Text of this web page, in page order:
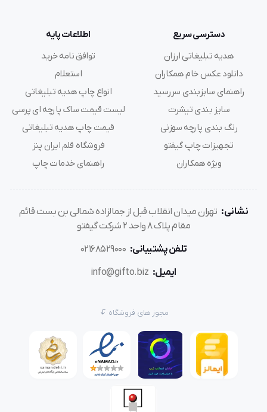
دسترسی سریع
هدیه تبلیغاتی ارزان
دانلود عکس خام همکاران
راهنمای سایزبندی سررسید
سایز بندی تیشرت
رنگ بندی پارچه سوزنی
تجهیزات چاپ گیفتو
ویژه همکاران
اطلاعات پایه
توافق نامه خرید
استعلام
انواع چاپ هدیه تبلیغاتی
لیست قیمت ساک پارچه ای پرسی
قیمت چاپ هدیه تبلیغاتی
فروشگاه قلم ایران پنز
راهنمای خدمات چاپ
نشانی: تهران میدان انقلاب قبل از جمالزاده شمالی بن بست قائم
مقام پلاک 8 واحد 2 شرکت گیفتو
تلفن پشتیبانی: 02168529000
ایمیل: info@gifto.biz
مجوز های فروشگاه